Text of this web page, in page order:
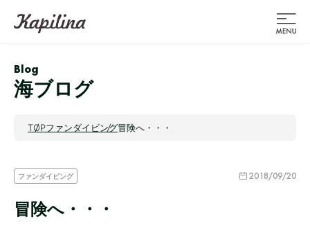
Blog
海ブログ
TOPファンダイビング冒険へ・・・
ファンダイビング 2018/09/20
冒険へ・・・